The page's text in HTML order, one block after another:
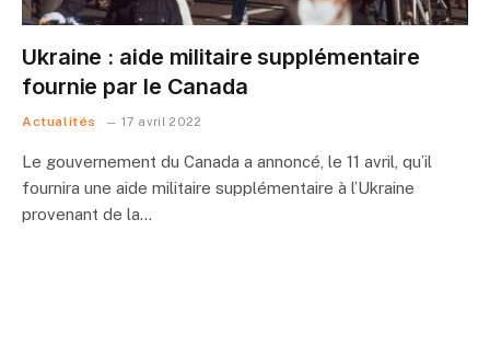
Ukraine : aide militaire supplémentaire
fournie par le Canada
Actualités 17 avril 2022
Le gouvernement du Canada a annoncé, le 11 avril, qu’il
fournira une aide militaire supplémentaire à l’Ukraine
provenant de la…